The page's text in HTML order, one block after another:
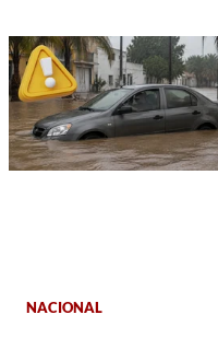
NACIONAL